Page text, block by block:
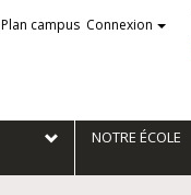
Plan campus Connexion
NOTRE ÉCOLE